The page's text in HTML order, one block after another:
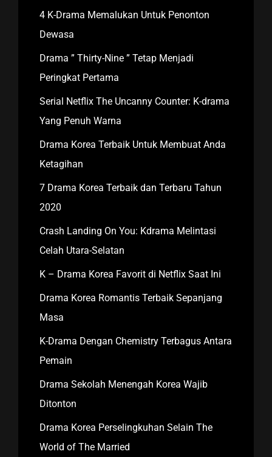
4 K-Drama Memalukan Untuk Penonton
Dewasa
Drama ” Thirty-Nine ” Tetap Menjadi
Peringkat Pertama
Serial Netflix The Uncanny Counter: K-drama
Yang Penuh Warna
Drama Korea Terbaik Untuk Membuat Anda
Ketagihan
7 Drama Korea Terbaik dan Terbaru Tahun
2020
Crash Landing On You: Kdrama Melintasi
Celah Utara-Selatan
K – Drama Korea Favorit di Netflix Saat Ini
Drama Korea Romantis Terbaik Sepanjang
Masa
K-Drama Dengan Chemistry Terbagus Antara
Pemain
Drama Sekolah Menengah Korea Wajib
Ditonton
Drama Korea Perselingkuhan Selain The
World of The Married